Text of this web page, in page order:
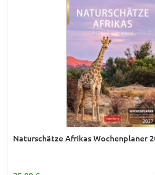
Naturschätze Afrikas Wochenplaner